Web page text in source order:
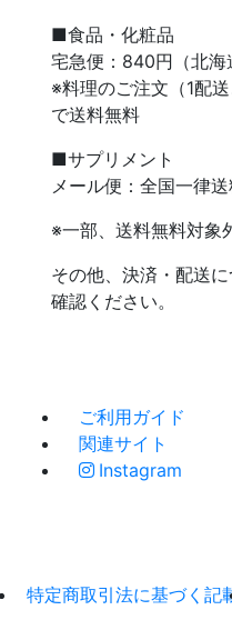
■食品・化粧品
宅急便：840円（北海
※料理のご注文（1配
で送料無料
■サプリメント
メール便：全国一律
※一部、送料無料対象
その他、決済・配送
確認ください。
ご利用ガイド
関連サイト
Instagram
特定商取引法に基づく記